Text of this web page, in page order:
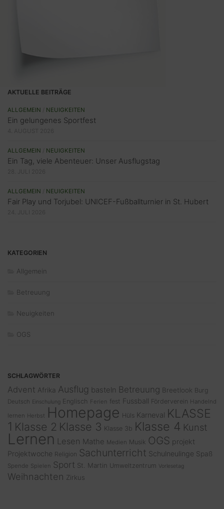
AKTUELLE BEITRÄGE
ALLGEMEIN NEUIGKEITEN
Ein gelungenes Sportfest
ALLGEMEIN NEUIGKEITEN
Ein Tag, viele Abenteuer: Unser Ausflugstag
ALLGEMEIN NEUIGKEITEN
Fair Play und Torjubel: UNICEF-Fußballturnier in St. Hubert
KATEGORIEN
Allgemein
Betreuung
Neuigkeiten
OGS
SCHLAGWÖRTER
Advent Afrika Ausflug basteln Betreuung Breetlook Burg
Deutsch Einschulung Englisch Ferien fest Fussball Förderverein
Handelnd
lernen Herbst Homepage Hüls Karneval KLASSE
1 Klasse 2 Klasse 3 Klasse 3b Klasse 4 Kunst
Lernen Lesen Mathe Medien Musik OGS projekt
Projektwoche Religion Sachunterricht Schulneulinge Spaß
Spende Spielen Sport St. Martin Umweltzentrum Vorlesetag
Weihnachten Zirkus